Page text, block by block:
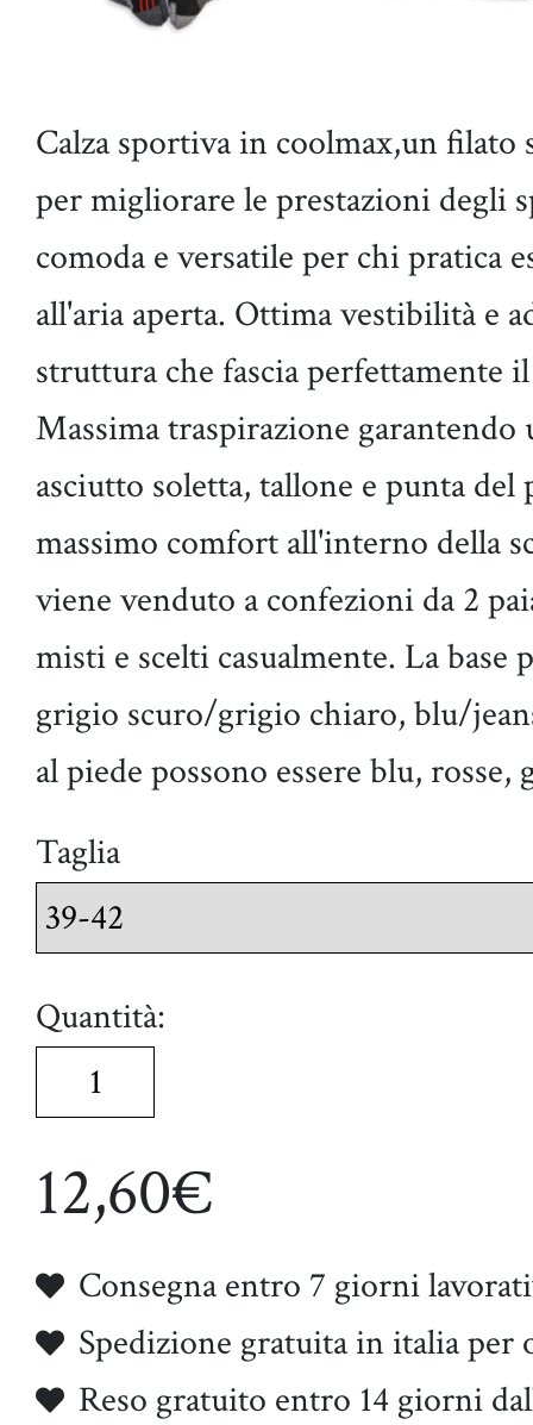
Calza sportiva in coolmax,un filato
per migliorare le prestazioni degli
comoda e versatile per chi pratica
all'aria aperta. Ottima vestibilità e
struttura che fascia perfettamente
Massima traspirazione garantendo
asciutto soletta, tallone e punta
massimo comfort all'interno della
viene venduto a confezioni da 2
misti e scelti casualmente. La base
grigio scuro/grigio chiaro, blu/
al piede possono essere blu,
taglia
Quantità:
12,60€
Consegna entro 7 giorni
Spedizione gratuita in italia
Reso gratuito entro 14 giorni